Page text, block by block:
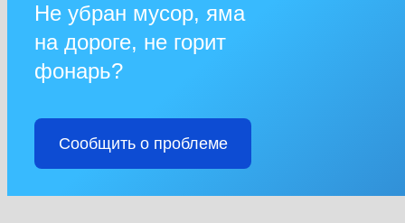
Не убран мусор, яма
на дороге, не горит
фонарь?
Сообщить о проблеме